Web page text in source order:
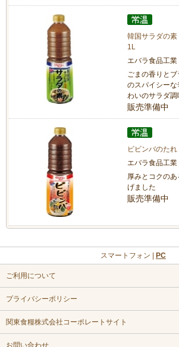
韓国サラダの
1L
エバラ食品工業
ごまの香りと
のスパイシー
わいのサラダ調
販売準備中
ビビンバのたれ
エバラ食品工業
厚みとコクの
げました
販売準備中
スマートフォン | PC
ご利用について
プライバシーポリシー
関東食糧株式会社コーポレートサイト